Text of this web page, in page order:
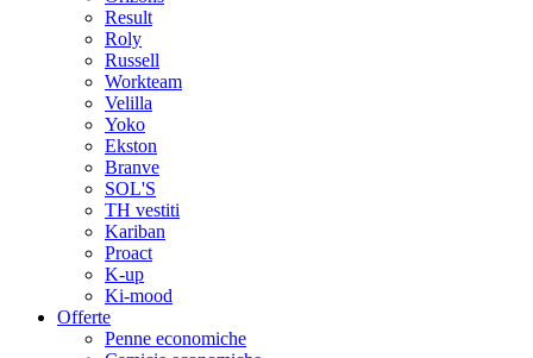
Result
Roly
Russell
Workteam
Velilla
Yoko
Ekston
Branve
SOL'S
TH vestiti
Kariban
Proact
K-up
Ki-mood
Offerte
Penne economiche